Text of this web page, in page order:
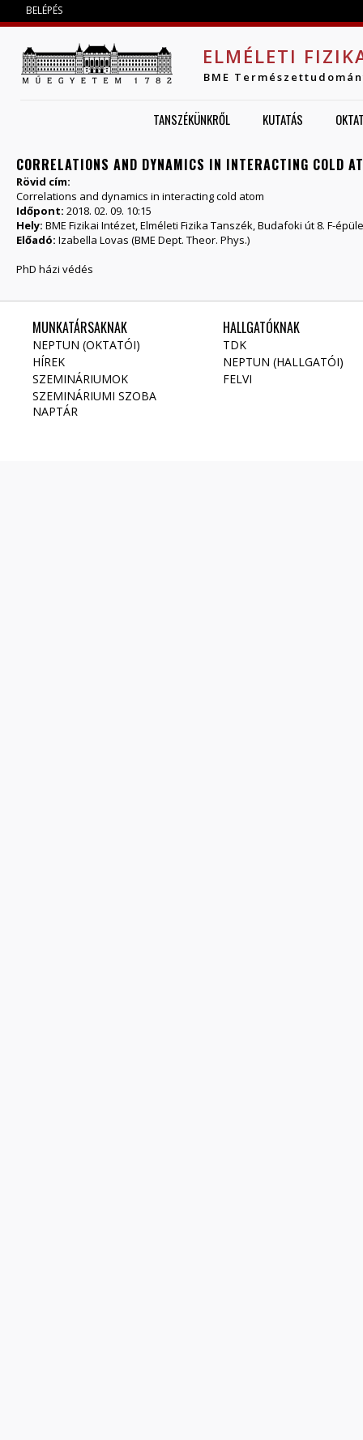
BELÉPÉS
ELMÉLETI
BME
TANSZÉKÜNKRŐL KUTATÁS
CORRELATIONS AND DYNAMICS IN INTERACTING COLD
Rövid cím:
Correlations and dynamics in interacting cold atom
Időpont: 2018. 02. 09. 10:15
Hely: BME Fizikai Intézet, Elméleti Fizika Tanszék, Budafoki út 8. F-
Előadó: Izabella Lovas (BME Dept. Theor. Phys.)
PhD házi védés
MUNKATÁRSAKNAK
NEPTUN (OKTATÓI)
HÍREK
SZEMINÁRIUMOK
SZEMINÁRIUMI SZOBA
NAPTÁR
HALLGATÓKNAK
TDK
NEPTUN (HALLGATÓI)
FELVI